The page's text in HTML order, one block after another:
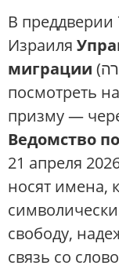
В преддверии
Израиля
миграции (רשות האוכלוסין וההגירה)решило
посмотреть
призму —
Ведомство
21 апреля
носят имена,
свободу,
связь со